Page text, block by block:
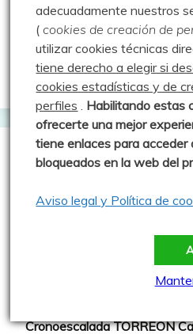
Trushoo Team
Vacaché: Las rutas de MJ y
Web oficial del Geocaching
Webs que cotilleo
Sparrou - Juegos sobre
Asociación Cultural "Peña
Cronoescalada TORREÓN
adecuadamente nuestros
(cookies de creación de
utilizar cookies técnicas
tiene derecho a elegir si
cookies estadísticas y de
perfiles . Habilitando estas
ofrecerte una mejor
tiene enlaces para acceder
bloqueados en la web del
Aviso legal y Política de